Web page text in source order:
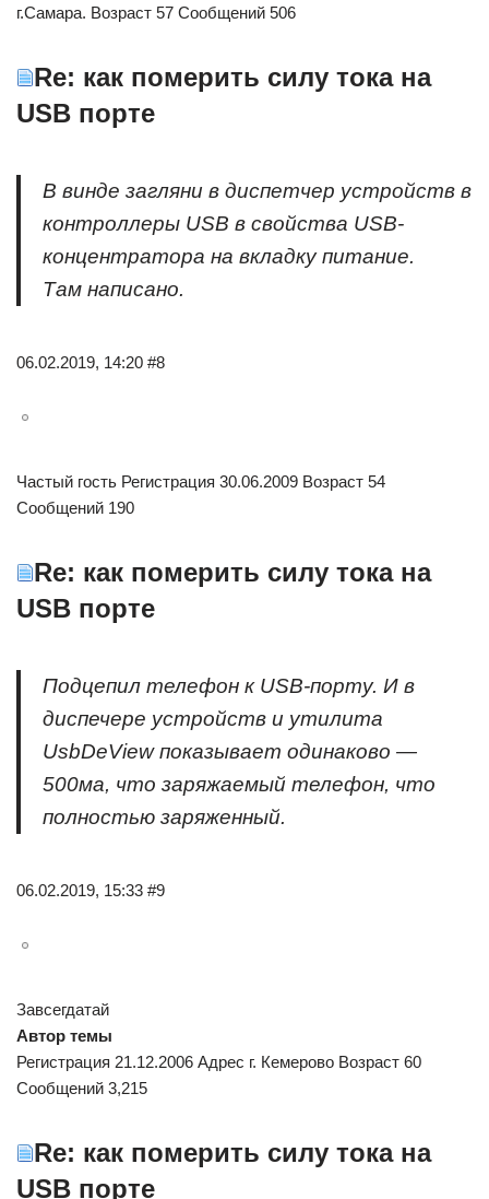
г.Самара. Возраст 57 Сообщений 506
Re: как померить силу тока на
USB порте
В винде загляни в диспетчер устройств в
контроллеры USB в свойства USB-
концентратора на вкладку питание.
Там написано.
06.02.2019, 14:20 #8
Частый гость Регистрация 30.06.2009 Возраст 54
Сообщений 190
Re: как померить силу тока на
USB порте
Подцепил телефон к USB-порту. И в
диспечере устройств и утилита
UsbDeView показывает одинаково —
500ма, что заряжаемый телефон, что
полностью заряженный.
06.02.2019, 15:33 #9
Завсегдатай
Автор темы
Регистрация 21.12.2006 Адрес г. Кемерово Возраст 60
Сообщений 3,215
Re: как померить силу тока на
USB порте